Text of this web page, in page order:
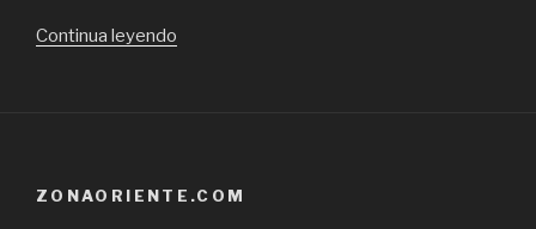
Continua leyendo
de
ZONAORIENTE.COM